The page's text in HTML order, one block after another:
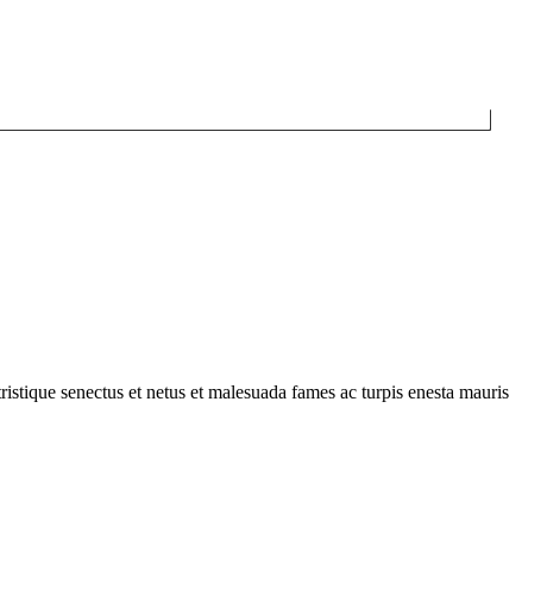
senectus et netus et malesuada fames ac turpis enesta mauris